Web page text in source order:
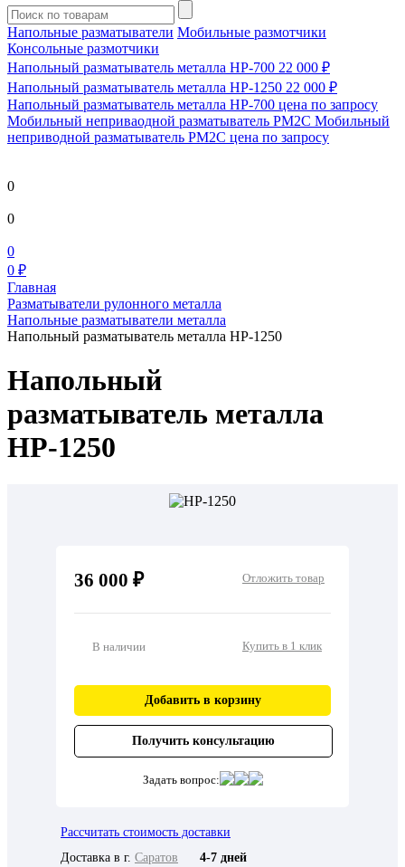
Напольные разматыватели Мобильные размотчики
Консольные размотчики
Напольный разматыватель металла HP-700 22 000 ₽
Напольный разматыватель металла HP-1250 22 000 ₽
Напольный разматыватель металла HP-700 цена по запросу
Мобильный непривaодной разматыватель РМ2С Мобильный
неприводной разматыватель РМ2С цена по запросу
0
0
0
0 ₽
Главная
Разматыватели рулонного металла
Напольные разматыватели металла
Напольный разматыватель металла НР-1250
Напольный
разматыватель металла
НР-1250
36 000 ₽ Отложить товар
В наличии Купить в 1 клик
Добавить в корзину
Получить консультацию
Задать вопрос:
Рассчитать стоимость доставки
Доставка в г. Саратов
4-7 дней